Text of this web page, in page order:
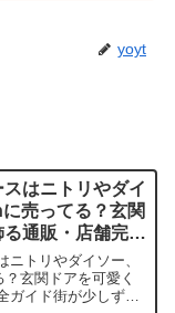
yoyt
はニトリやダイ
売ってる？玄関
る通販・店舗完全
ニトリやダイソー、
玄関ドアを可愛く
ガイド街が少しずつ